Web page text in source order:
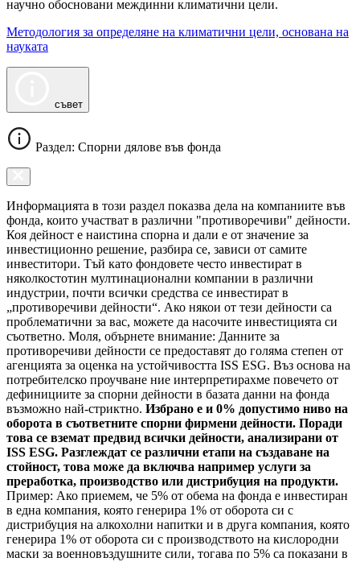
научно обосновани междинни климатични цели.
Методология за определяне на климатични цели, основана на
науката
съвет
Раздел: Спорни дялове във фонда
Информацията в този раздел показва дела на компаниите във
фонда, които участват в различни "противоречиви" дейности.
Коя дейност е наистина спорна и дали е от значение за
инвестиционно решение, разбира се, зависи от самите
инвеститори. Тъй като фондовете често инвестират в
няколкостотин мултинационални компании в различни
индустрии, почти всички средства се инвестират в
„противоречиви дейности“. Ако някои от тези дейности са
проблематични за вас, можете да насочите инвестицията си
съответно. Моля, обърнете внимание: Данните за
противоречиви дейности се предоставят до голяма степен от
агенцията за оценка на устойчивостта ISS ESG. Въз основа на
потребителско проучване ние интерпретирахме повечето от
дефинициите за спорни дейности в базата данни на фонда
възможно най-стриктно. Избрано е и 0% допустимо ниво на
оборота в съответните спорни фирмени дейности. Поради
това се вземат предвид всички дейности, анализирани от
ISS ESG. Разглеждат се различни етапи на създаване на
стойност, това може да включва например услуги за
преработка, производство или дистрибуция на продукти.
Пример: Ако приемем, че 5% от обема на фонда е инвестиран
в една компания, която генерира 1% от оборота си с
дистрибуция на алкохолни напитки и в друга компания, която
генерира 1% от оборота си с производството на кислородни
маски за военновъздушните сили, тогава по 5% са показани в